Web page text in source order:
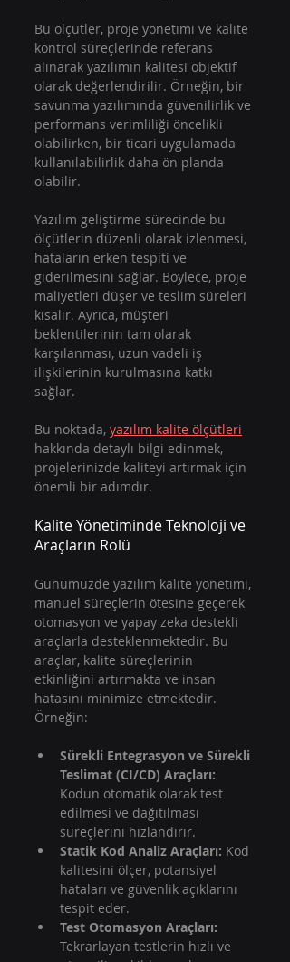
Bu ölçütler, proje yönetimi ve kalite
kontrol süreçlerinde referans
alınarak yazılımın kalitesi objektif
olarak değerlendirilir. Örneğin, bir
savunma yazılımında güvenilirlik ve
performans verimliliği öncelikli
olabilirken, bir ticari uygulamada
kullanılabilirlik daha ön planda
olabilir.
Yazılım geliştirme sürecinde bu
ölçütlerin düzenli olarak izlenmesi,
hataların erken tespiti ve
giderilmesini sağlar. Böylece, proje
maliyetleri düşer ve teslim süreleri
kısalır. Ayrıca, müşteri
beklentilerinin tam olarak
karşılanması, uzun vadeli iş
ilişkilerinin kurulmasına katkı
sağlar.
Bu noktada, yazılım kalite ölçütleri
hakkında detaylı bilgi edinmek,
projelerinizde kaliteyi artırmak için
önemli bir adımdır.
Kalite Yönetiminde Teknoloji ve
Araçların Rolü
Günümüzde yazılım kalite yönetimi,
manuel süreçlerin ötesine geçerek
otomasyon ve yapay zeka destekli
araçlarla desteklenmektedir. Bu
araçlar, kalite süreçlerinin
etkinliğini artırmakta ve insan
hatasını minimize etmektedir.
Örneğin:
Sürekli Entegrasyon ve Sürekli
Teslimat (CI/CD) Araçları:
Kodun otomatik olarak test
edilmesi ve dağıtılması
süreçlerini hızlandırır.
Statik Kod Analiz Araçları: Kod
kalitesini ölçer, potansiyel
hataları ve güvenlik açıklarını
tespit eder.
Test Otomasyon Araçları:
Tekrarlayan testlerin hızlı ve